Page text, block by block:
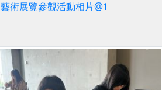
藝術展覽參觀活動相片@1